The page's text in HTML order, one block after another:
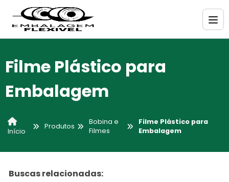
Filme Plástico para
Embalagem
Início
Produtos
Bobina e
Filmes
Filme Plástico para
Embalagem
Buscas relacionadas: